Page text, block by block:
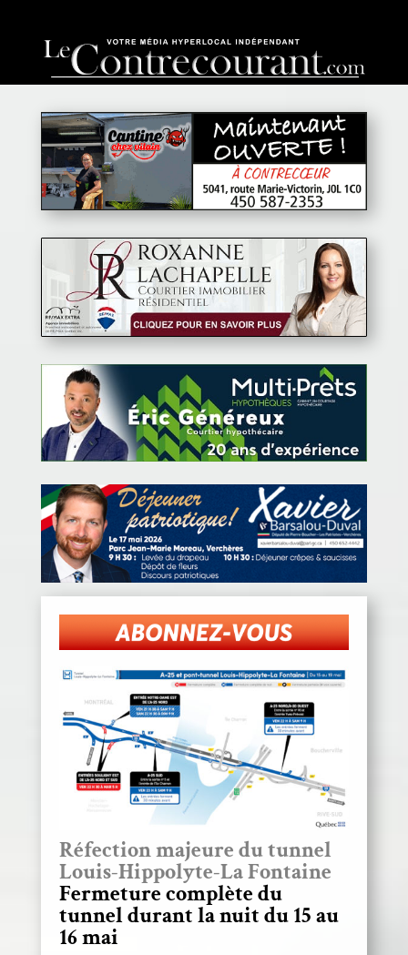
Réfection majeure du tunnel
Louis-Hippolyte-La Fontaine
Fermeture complète du
tunnel durant la nuit du 15 au
16 mai